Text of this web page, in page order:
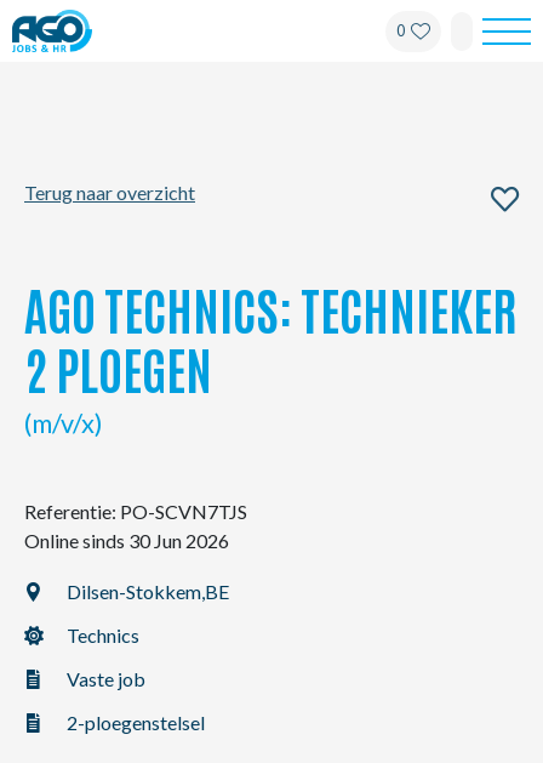
0
Kantoren
My AGO
NL FR EN
Terug naar overzicht
AGO TECHNICS: TECHNIEKER
2 PLOEGEN
(m/v/x)
Referentie: PO-SCVN7TJS
Online sinds 30 Jun 2026
Dilsen-Stokkem,BE
Technics
Vaste job
2-ploegenstelsel